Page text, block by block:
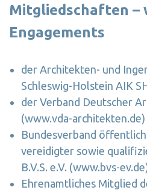
Mitgliedschaften –
Engagements
der Architekten- und
Schleswig-Holstein AIK
der Verband Deutscher
(www.vda-architekten.de)
Bundesverband
vereidigter sowie
B.V.S. e.V. (www.bvs-ev.de
Ehrenamtliches Mitglied